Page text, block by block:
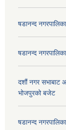
षडानन्द
षडानन्द
दशौं नगर सभाबाट
भोजपुरको बजेट
षडानन्द